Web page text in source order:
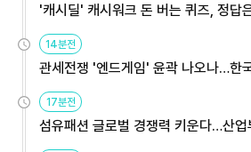
'캐시딜' 캐시워크 돈 버는 퀴즈, 정답
14분전
관세전쟁 '엔드게임' 윤곽 나오나…한
17분전
섬유패션 글로벌 경쟁력 키운다…산